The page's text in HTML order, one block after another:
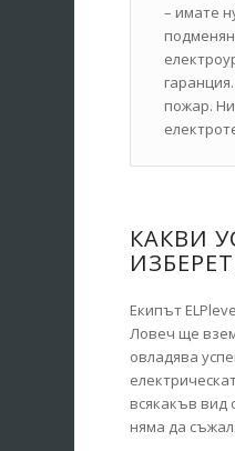
– имате
пожар.
КАКВИ
Екипът
Ловеч ще
овладява
всякакъв вид
няма да